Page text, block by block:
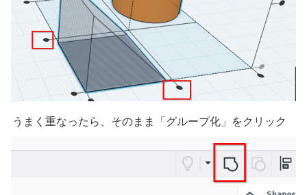
うまく重なったら、そのまま「グループ化」をクリック